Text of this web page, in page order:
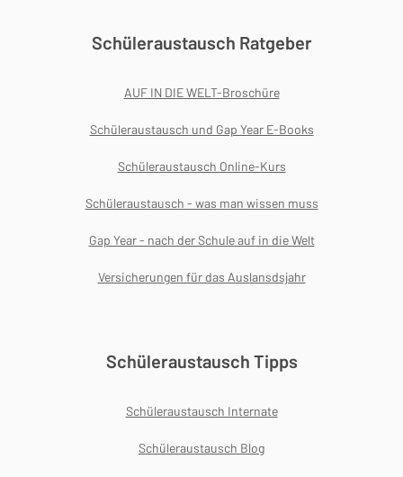
Schüleraustausch Ratgeber
AUF IN DIE WELT-Broschüre
Schüleraustausch und Gap Year E-Books
Schüleraustausch Online-Kurs
Schüleraustausch - was man wissen muss
Gap Year - nach der Schule auf in die Welt
Versicherungen für das Auslansdsjahr
Schüleraustausch Tipps
Schüleraustausch Internate
Schüleraustausch Blog